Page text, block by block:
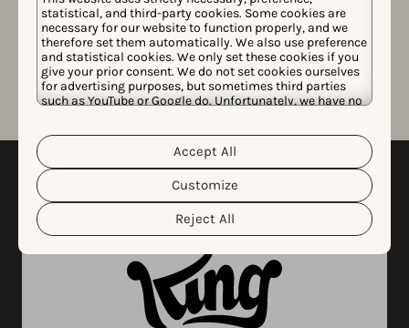
statistical, and third-party cookies. Some cookies are
necessary for our website to function properly, and we
therefore set them automatically. We also use preference
and statistical cookies. We only set these cookies if you
give your prior consent. We do not set cookies ourselves
for advertising purposes, but sometimes third parties
such as YouTube or Google do. Unfortunately, we have no
personal data and the different cookies we use, please
read our
Cookie Policy&Privacy Policy
customize your cookie settings and preferences by
clicking the “Customize” button.
Reject All
Customize
Accept All
新しいアプリページが検索の結果で目立つかどうかを
プレビューしたいですか？ライブ検索を使用してクリ
ック一つで確認できます。